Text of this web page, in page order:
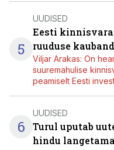
5
UUDISED
Eesti
ruuduse
Viljar Arakas: On
suuremahulise
peamiselt Eesti
6
UUDISED
Turul uputab
hindu